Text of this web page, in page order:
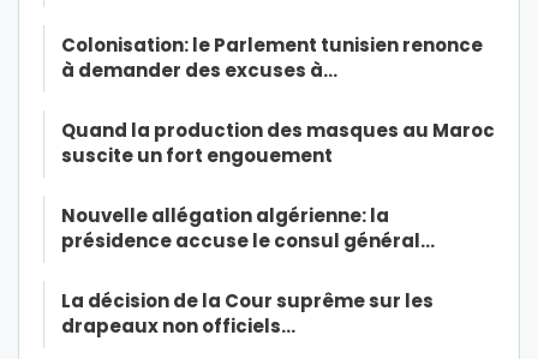
Colonisation: le Parlement tunisien renonce
à demander des excuses à…
Quand la production des masques au Maroc
suscite un fort engouement
Nouvelle allégation algérienne: la
présidence accuse le consul général…
La décision de la Cour suprême sur les
drapeaux non officiels…